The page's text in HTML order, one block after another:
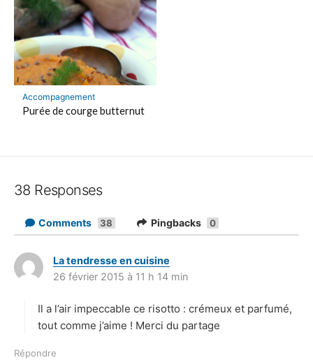
Accompagnement
Purée de courge butternut
38 Responses
Comments 38 Pingbacks 0
La tendresse en cuisine
i
:
26 février 2015 à 11 h 14 min
Il a l’air impeccable ce risotto : crémeux et parfumé,
tout comme j’aime ! Merci du partage
Répondre